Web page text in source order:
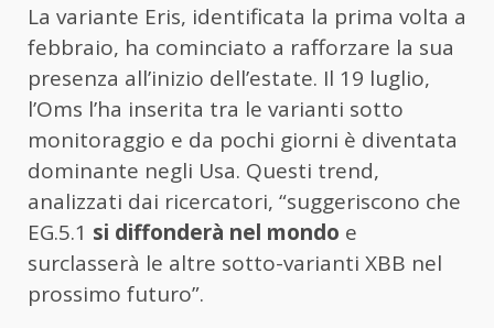
La variante Eris, identificata la prima volta a
febbraio, ha cominciato a rafforzare la sua
presenza all’inizio dell’estate. Il 19 luglio,
l’Oms l’ha inserita tra le varianti sotto
monitoraggio e da pochi giorni è diventata
dominante negli Usa. Questi trend,
analizzati dai ricercatori, “suggeriscono che
EG.5.1 si diffonderà nel mondo e
surclasserà le altre sotto-varianti XBB nel
prossimo futuro”.